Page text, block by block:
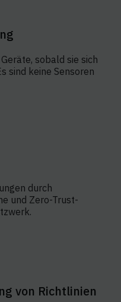
sobald sie sich
sind keine Sensoren
durch
und Zero-Trust-
von Richtlinien